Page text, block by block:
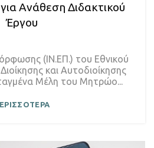
Ανάθεση Διδακτικού
Έργου
(ΙΝ.ΕΠ.) του Εθνικού
και Αυτοδιοίκησης
Μέλη του Μητρώο...